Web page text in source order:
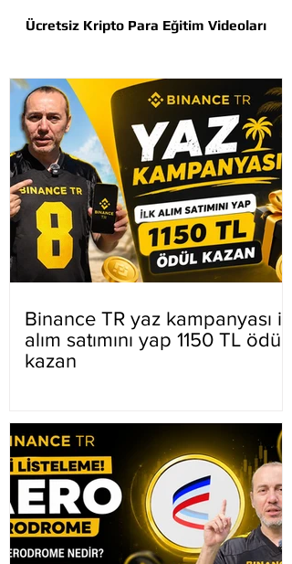
Ücretsiz Kripto Para Eğitim Videoları
Binance TR yaz kampanyası ilk
alım satımını yap 1150 TL ödül
kazan